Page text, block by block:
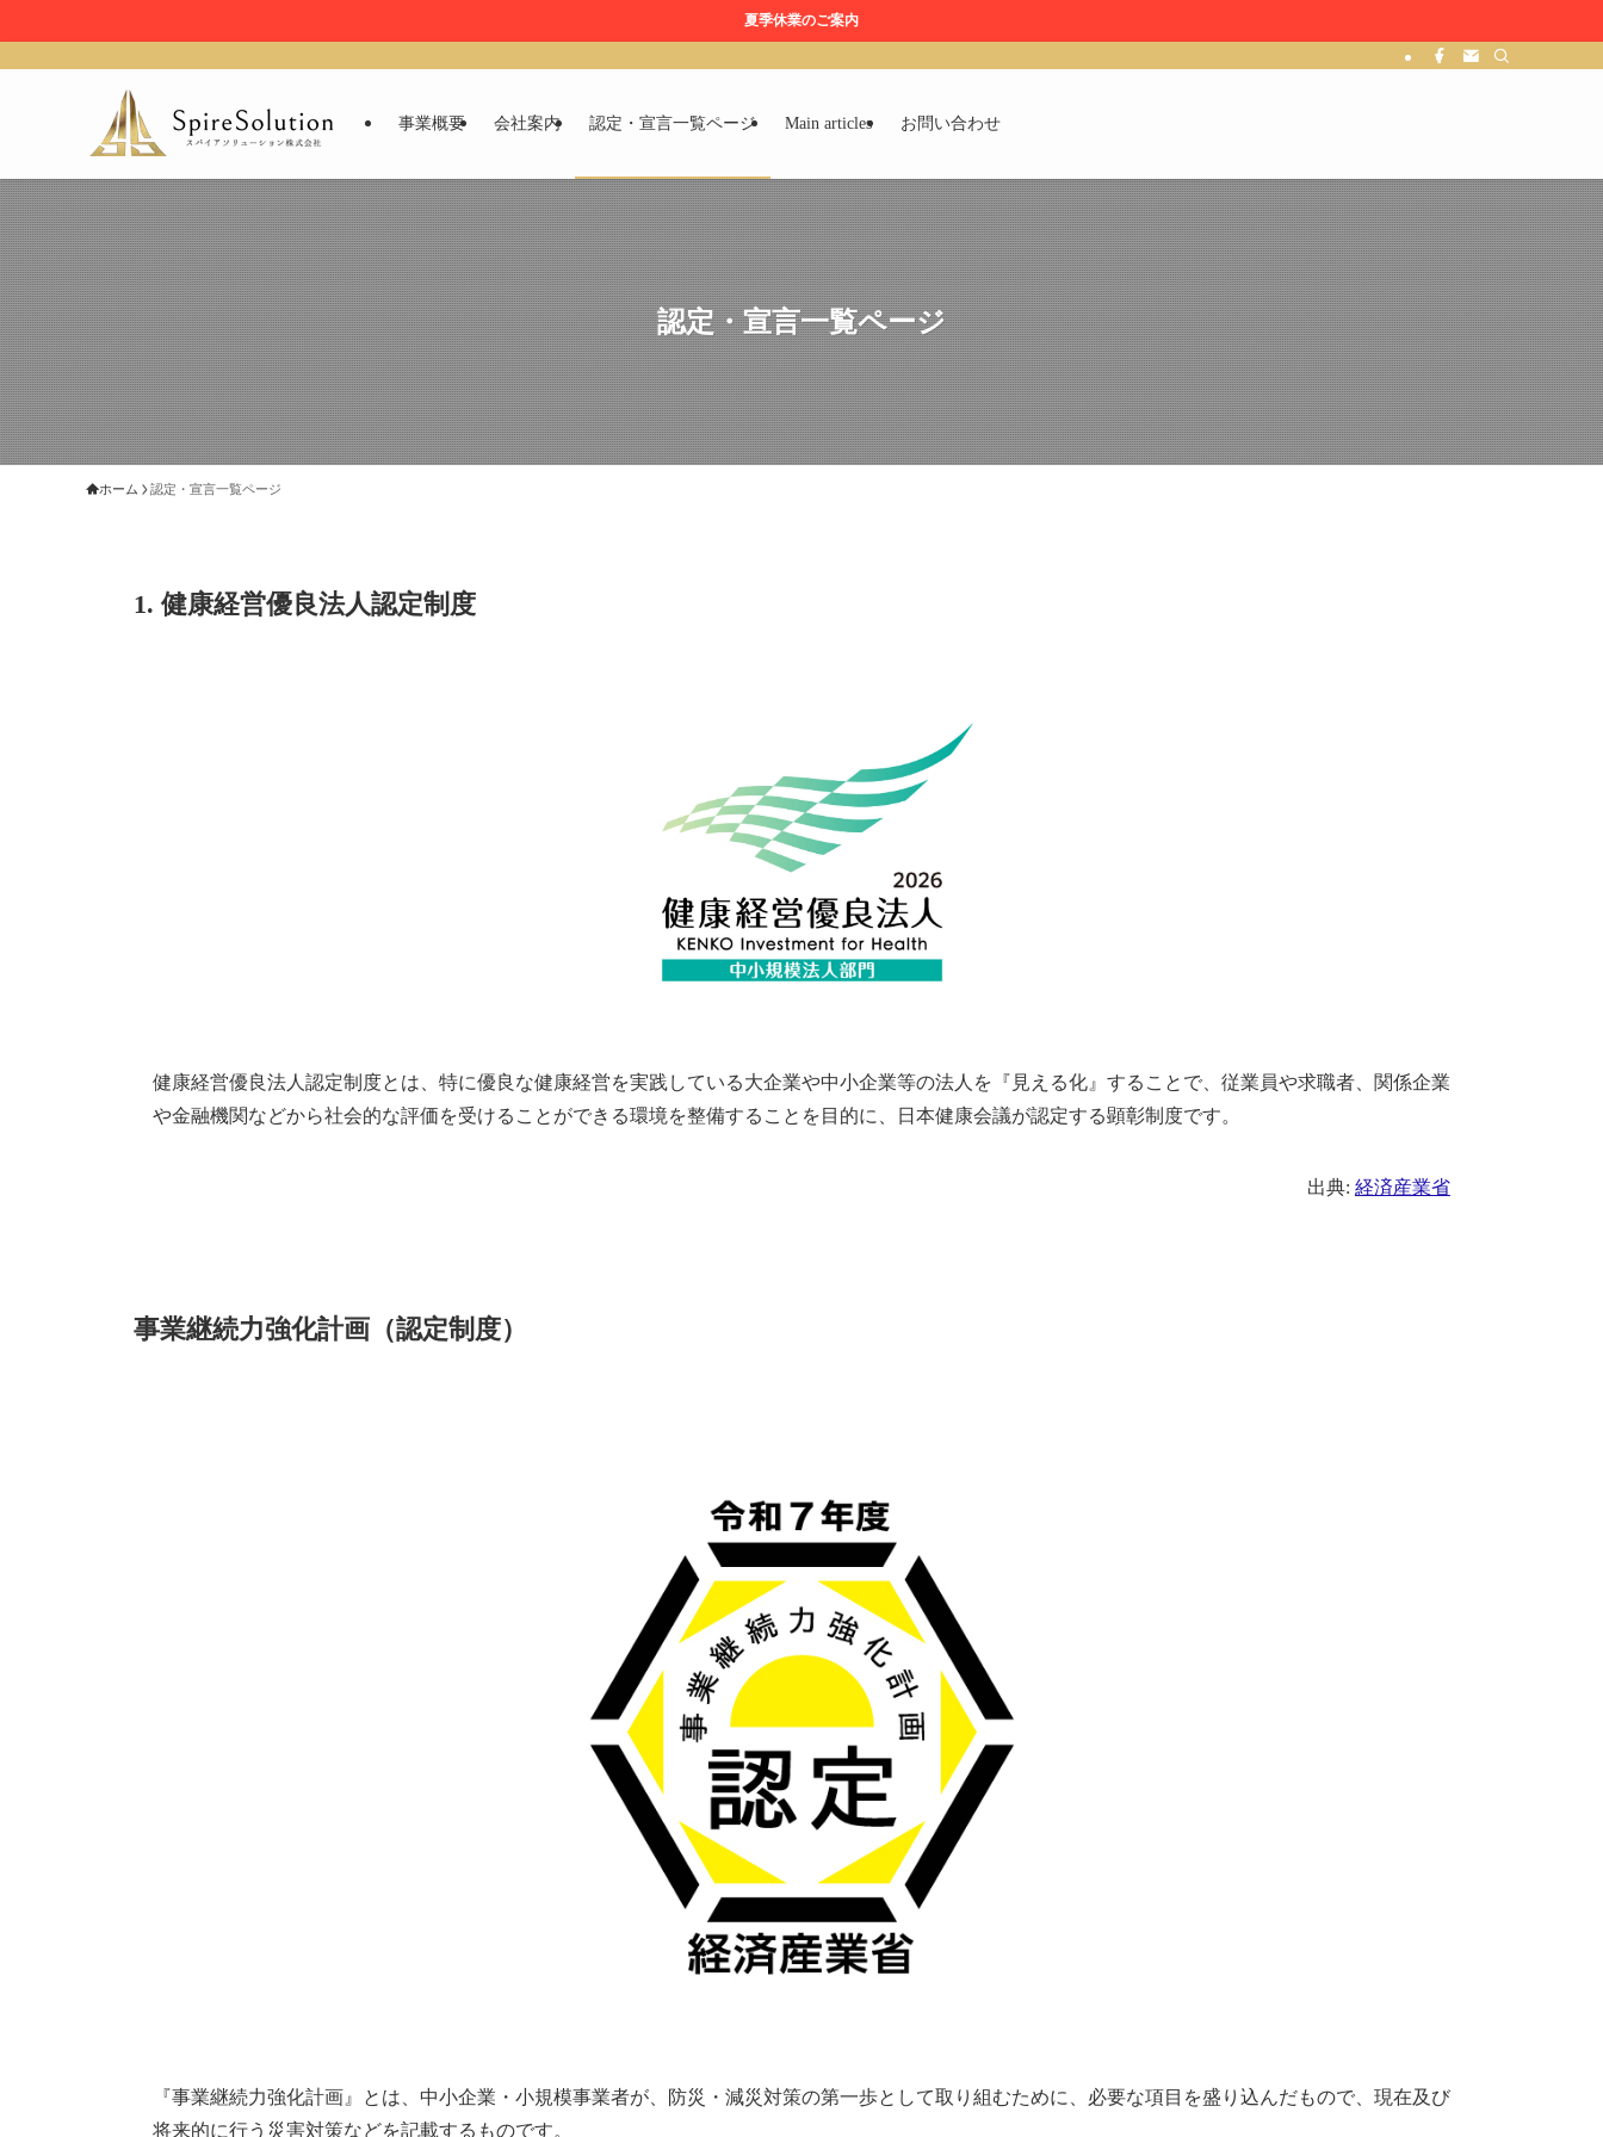
夏季休業のご案内
事業概要 会社案内 認定・宣言一覧ページ Main articles お問い合わせ
認定・宣言一覧ページ
ホーム 認定・宣言一覧ページ
1. 健康経営優良法人認定制度
健康経営優良法人認定制度とは、特に優良な健康経営を実践している大企業や中小企業等の法人を『見える化』することで、従業員や求職者、関係企業
や金融機関などから社会的な評価を受けることができる環境を整備することを目的に、日本健康会議が認定する顕彰制度です。
出典: 経済産業省
事業継続力強化計画（認定制度）
『事業継続力強化計画』とは、中小企業・小規模事業者が、防災・減災対策の第一歩として取り組むために、必要な項目を盛り込んだもので、現在及び
将来的に行う災害対策などを記載するものです。